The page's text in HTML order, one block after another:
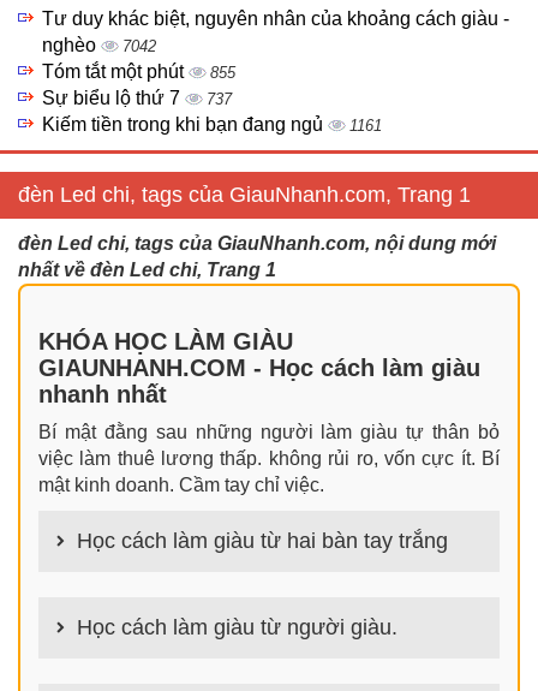
Tư duy khác biệt, nguyên nhân của khoảng cách giàu -
nghèo
7042
Tóm tắt một phút 855
Sự biểu lộ thứ 7 737
Kiếm tiền trong khi bạn đang ngủ 1161
đèn Led chi, tags của GiauNhanh.com, Trang 1
đèn Led chi, tags của GiauNhanh.com, nội dung mới
nhất về đèn Led chi, Trang 1
KHÓA HỌC LÀM GIÀU
GIAUNHANH.COM - Học cách làm giàu
nhanh nhất
Bí mật đằng sau những người làm giàu tự thân bỏ
việc làm thuê lương thấp. không rủi ro, vốn cực ít. Bí
mật kinh doanh. Cầm tay chỉ việc.
Học cách làm giàu từ hai bàn tay trắng
nhưng hiệu quả bất ngờ. Bạn có thể thành công ngay
cả khi không có gì trong tay.
Học cách làm giàu từ người giàu.